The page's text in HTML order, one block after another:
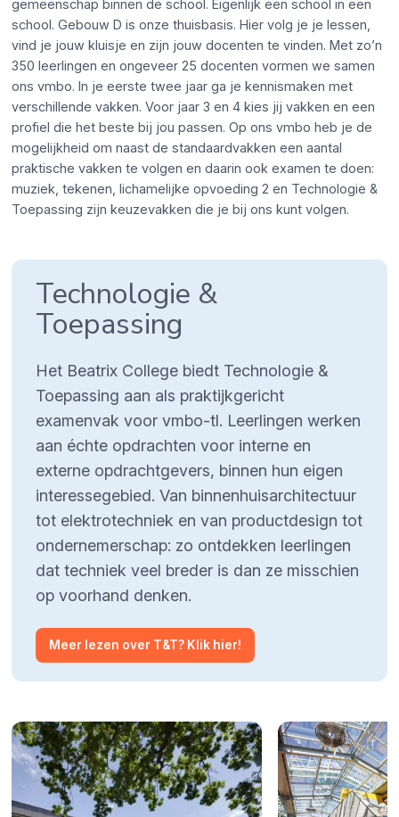
gemeenschap binnen de school. Eigenlijk een school in een
school. Gebouw D is onze thuisbasis. Hier volg je je lessen,
vind je jouw kluisje en zijn jouw docenten te vinden. Met zo’n
350 leerlingen en ongeveer 25 docenten vormen we samen
ons vmbo. In je eerste twee jaar ga je kennismaken met
verschillende vakken. Voor jaar 3 en 4 kies jij vakken en een
profiel die het beste bij jou passen. Op ons vmbo heb je de
mogelijkheid om naast de standaardvakken een aantal
praktische vakken te volgen en daarin ook examen te doen:
muziek, tekenen, lichamelijke opvoeding 2 en Technologie &
Toepassing zijn keuzevakken die je bij ons kunt volgen.
Technologie &
Toepassing
Het Beatrix College biedt Technologie &
Toepassing aan als praktijkgericht
examenvak voor vmbo-tl. Leerlingen werken
aan échte opdrachten voor interne en
externe opdrachtgevers, binnen hun eigen
interessegebied. Van binnenhuisarchitectuur
tot elektrotechniek en van productdesign tot
ondernemerschap: zo ontdekken leerlingen
dat techniek veel breder is dan ze misschien
op voorhand denken.
Meer lezen over T&T? Klik hier!